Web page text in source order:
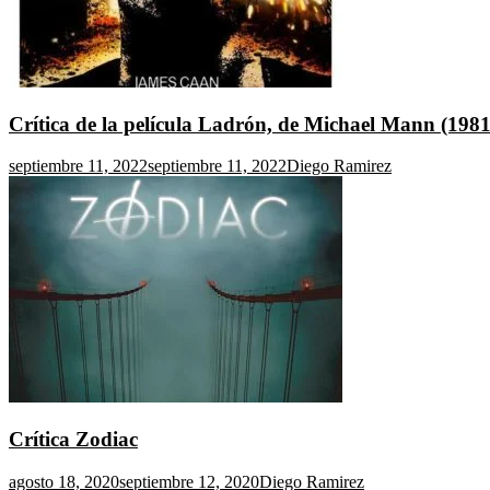
Crítica de la película Ladrón, de Michael Mann
septiembre 11, 2022septiembre 11, 2022Diego Ramirez
Crítica Zodiac
agosto 18, 2020septiembre 12, 2020Diego Ramirez